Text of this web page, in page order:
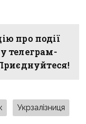
про події
телеграм-
Укрзалізниця